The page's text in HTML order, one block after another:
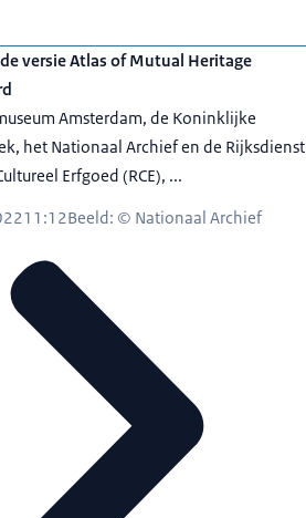
versie Atlas of Mutual Heritage
Amsterdam, de Koninklijke
het Nationaal Archief en de Rijksdienst
Erfgoed (RCE), ...
11:12Beeld: © Nationaal Archief